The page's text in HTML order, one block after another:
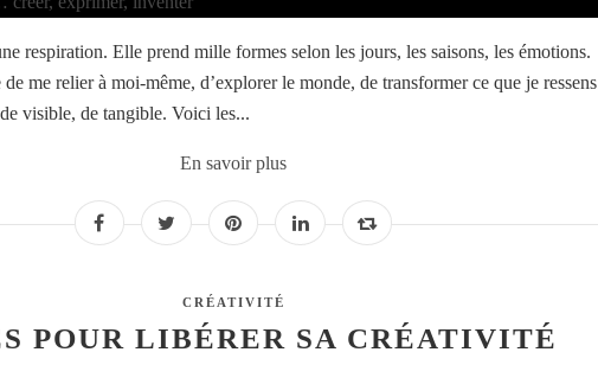
respiration. Elle prend mille formes selon les jours, les saisons, les émotions.
de me relier à moi-même, d’explorer le monde, de transformer ce que je ressens
visible, de tangible. Voici les...
En savoir plus
CRÉATIVITÉ
POUR LIBÉRER SA CRÉATIVITÉ